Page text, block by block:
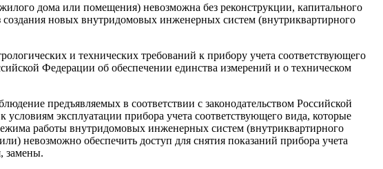
дома или помещения) невозможна без реконструкции, капитального
новых внутридомовых инженерных систем (внутриквартирного
и технических требований к прибору учета соответствующего
Федерации об обеспечении единства измерений и о техническом
предъявляемых в соответствии с законодательством Российской
эксплуатации прибора учета соответствующего вида, которые
работы внутридомовых инженерных систем (внутриквартирного
невозможно обеспечить доступ для снятия показаний прибора учета
замены.